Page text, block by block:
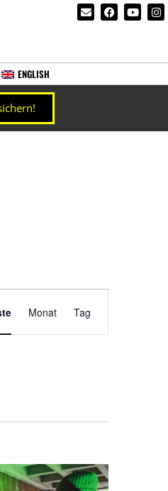
ENGLISH
Veranstaltung
Ansichten-
Monat Tag